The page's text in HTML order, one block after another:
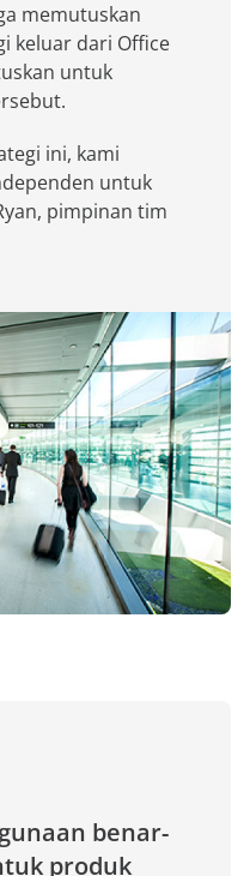
memutuskan
keluar dari Office
untuk
ini, kami
untuk
pimpinan tim
benar-
produk